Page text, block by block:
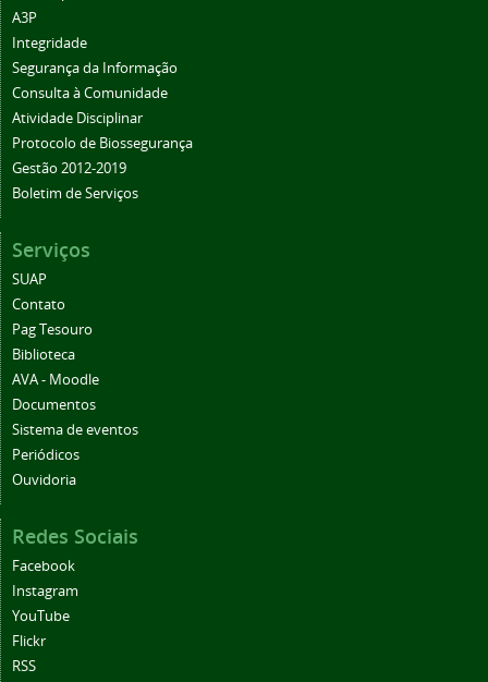
A3P
Integridade
Segurança da Informação
Consulta à Comunidade
Atividade Disciplinar
Protocolo de Biossegurança
Gestão 2012-2019
Boletim de Serviços
Serviços
SUAP
Contato
Pag Tesouro
Biblioteca
AVA - Moodle
Documentos
Sistema de eventos
Periódicos
Ouvidoria
Redes Sociais
Facebook
Instagram
YouTube
Flickr
RSS